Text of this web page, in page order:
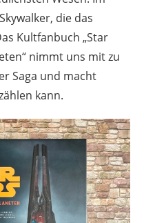
die das
Kultfanbuch „Star
nimmt uns mit zu
Saga und macht
kann.